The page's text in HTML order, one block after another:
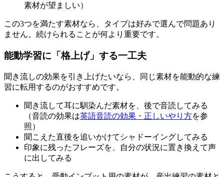
素材が望ましい）
この3つを満たす素材なら、タイプは好みで選んで問題あり
ません。続けられることが何より重要です。
能動学習に「格上げ」する一工夫
聞き流しの効果を引き上げたいなら、同じ素材を能動的な練
習に転用するのがおすすめです。
聞き流して耳に馴染んだ素材を、後で音読してみる
（音読の効果は英語音読の効果・正しいやり方を参
照）
聞こえた直後を追いかけてシャドーイングしてみる
印象に残ったフレーズを、自分の状況に置き換えて声
に出してみる